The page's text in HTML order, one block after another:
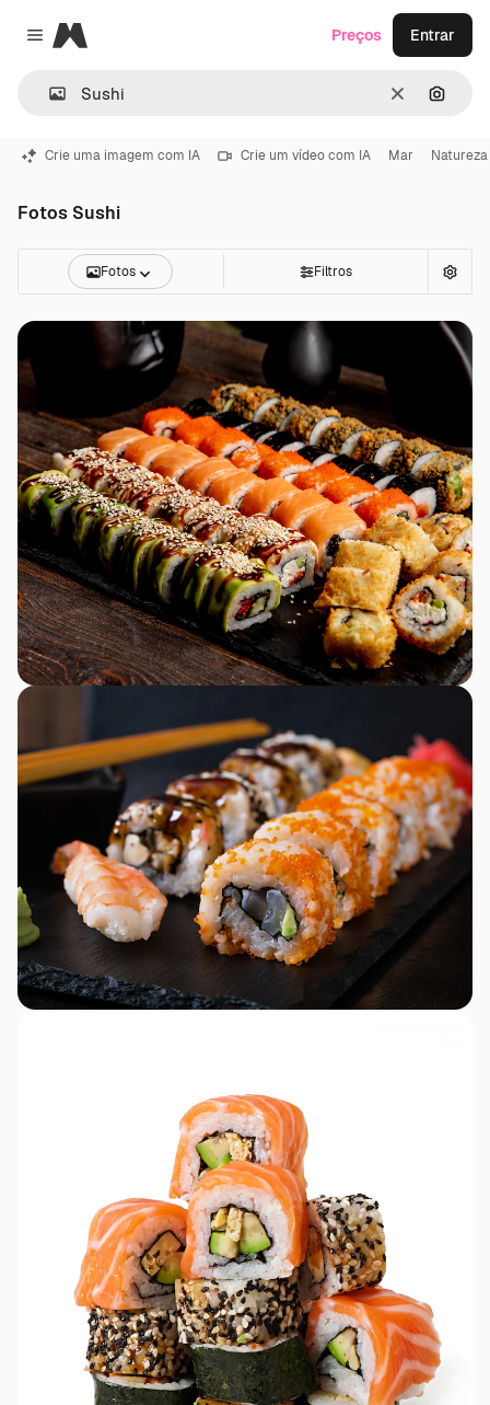
Close menu
Magnific
Limpar
Preços Entrar
Crie uma imagem com IA Crie um vídeo com IA Mar Natureza
Fotos Sushi
Fotos Filtros